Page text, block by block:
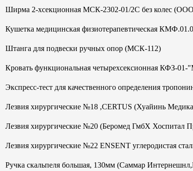
Ширма 2-хсекционная МСК-2302-01/2С без колес (ООО
Кушетка медицинская физиотерапевтическая
Штанга для подвески ручных опор (МСК-112)
Кровать функциональная четырехсексионная КФЗ-
Экспресс-тест для качественного определения
Лезвия хирургические №18 ,CERTUS (Хуайинь
Лезвия хирургические №20 (Беромед ГмбХ Хоспитал
Лезвия хирургические №22 ENSENT углеродистая
Ручка скальпеля большая, 130мм (Саммар